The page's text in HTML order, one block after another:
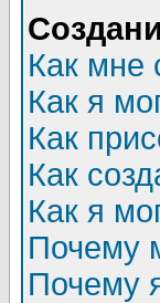
Как мне
Как я
Как
Как
Как я
Почему
Почему